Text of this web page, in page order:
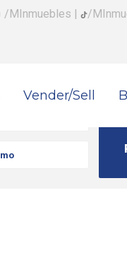
/MInmuebles | /
Vender/Sell